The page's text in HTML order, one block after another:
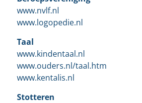
www.nvlf.nl
www.logopedie.nl
Taal
www.kindentaal.nl
www.ouders.nl/taal.htm
www.kentalis.nl
Stotteren